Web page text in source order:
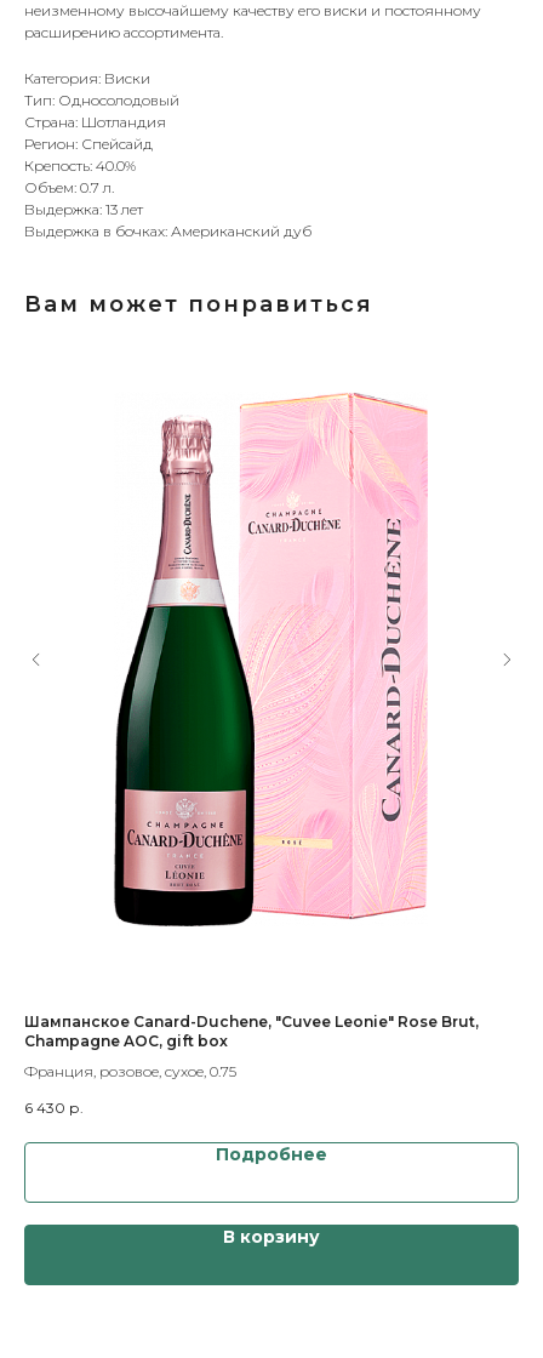
неизменному высочайшему качеству его виски и постоянному
расширению ассортимента.
Категория: Виски
Тип: Односолодовый
Страна: Шотландия
Регион: Спейсайд
Крепость: 40.0%
Объем: 0.7 л.
Выдержка: 13 лет
Выдержка в бочках: Американский дуб
Вам может понравиться
Шампанское Canard-Duchene, "Cuvee Leonie" Rose Brut,
Champagne AOC, gift box
Франция, розовое, сухое, 0.75
6 430 р.
Подробнее
В корзину